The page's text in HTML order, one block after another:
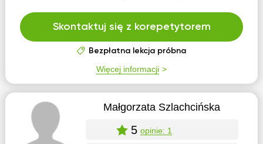
Skontaktuj się z korepetytorem
Bezpłatna lekcja próbna
Więcej informacji
Małgorzata Szlachcińska
5 opinie: 1